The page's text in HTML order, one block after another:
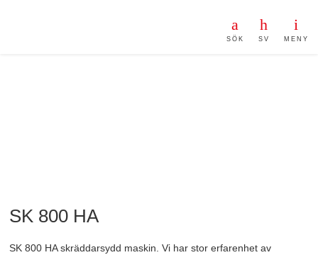
SÖK SV MENY
SK 800 HA
SK 800 HA skräddarsydd maskin. Vi har stor erfarenhet av